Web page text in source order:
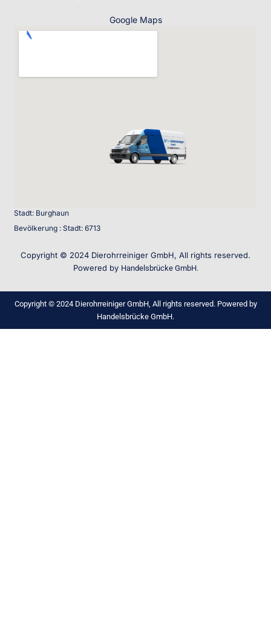
Google Maps
Stadt: Burghaun
Bevölkerung : Stadt: 6713
Copyright © 2024 Dierohrreiniger GmbH, All rights reserved.
Powered by Handelsbrücke GmbH.
Copyright © 2024 Dierohrreiniger GmbH, All rights reserved. Powered by
Handelsbrücke GmbH.